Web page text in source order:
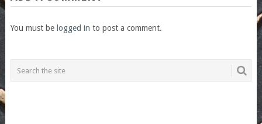
You must be logged in to post a comment.